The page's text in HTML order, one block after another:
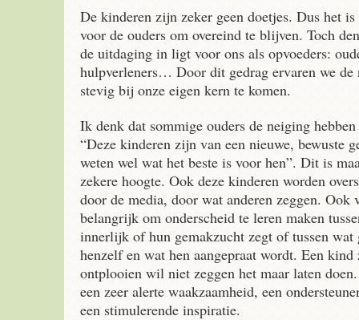
De kinderen zijn zeker geen doetjes. Dus het is
voor de ouders om overeind te blijven. Toch
de uitdaging in ligt voor ons als opvoeders:
hulpverleners… Door dit gedrag ervaren we de
stevig bij onze eigen kern te komen.
Ik denk dat sommige ouders de neiging
“Deze kinderen zijn van een nieuwe, bewuste
weten wel wat het beste is voor hen”. Dit is
zekere hoogte. Ook deze kinderen worden
door de media, door wat anderen zeggen. Ook
belangrijk om onderscheid te leren maken
innerlijk of hun gemakzucht zegt of tussen wat
henzelf en wat hen aangepraat wordt. Een kind
ontplooien wil niet zeggen het maar laten
een zeer alerte waakzaamheid, een
een stimulerende inspiratie.